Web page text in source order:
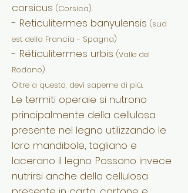
corsicus (Corsica).
- Reticulitermes banyulensis (sud
est della Francia - Spagna)
- Réticulitermes urbis (Valle del
Rodano)
Oltre a questo, devi saperne di più.
Le termiti operaie si nutrono
principalmente della cellulosa
presente nel legno utilizzando le
loro mandibole, tagliano e
lacerano il legno. Possono invece
nutrirsi anche della cellulosa